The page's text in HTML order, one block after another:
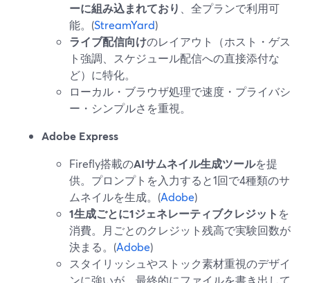
ーに組み込まれており
、全プランで利用可
能。(StreamYard)
ライブ配信向けのレイアウト（ホスト・ゲス
ト強調、スケジュール配信への直接添付な
ど）に特化。
ローカル・ブラウザ処理で速度・プライバシ
ー・シンプルさを重視。
Adobe Express
Firefly搭載のAIサムネイル生成ツールを提
供。プロンプトを入力すると1回で4種類のサ
ムネイルを生成。(Adobe)
1生成ごとに1ジェネレーティブクレジット を
消費。月ごとのクレジット残高で実験回数が
決まる。(Adobe)
スタイリッシュやストック素材重視のデザイ
ンに強いが、最終的にファイルを書き出して